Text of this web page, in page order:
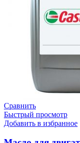
Сравнить
Быстрый просмотр
Добавить в избранное